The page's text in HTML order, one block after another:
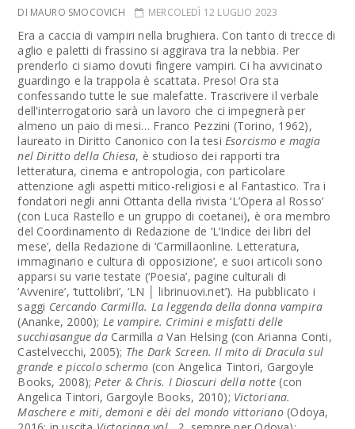
DI MAURO SMOCOVICH MERCOLEDÌ 12 LUGLIO 2023
Era a caccia di vampiri nella brughiera. Con tanto di trecce di
aglio e paletti di frassino si aggirava tra la nebbia. Per
prenderlo ci siamo dovuti fingere vampiri. Ci ha avvicinato
guardingo e la trappola è scattata. Preso! Ora sta
confessando tutte le sue malefatte. Trascrivere il verbale
dell'interrogatorio sarà un lavoro che ci impegnerà per
almeno un paio di mesi… Franco Pezzini (Torino, 1962),
laureato in Diritto Canonico con la tesiEsorcismo e magia
nel Diritto della Chiesa, è studioso dei rapporti tra
letteratura, cinema e antropologia, con particolare
attenzione agli aspetti mitico-religiosi e al Fantastico. Tra i
fondatori negli anni Ottanta della rivista ‘L’Opera al Rosso’
(con Luca Rastello e un gruppo di coetanei), è ora membro
del Coordinamento di Redazione de ‘L’Indice dei libri del
mese’, della Redazione di ‘Carmillaonline. Letteratura,
immaginario e cultura di opposizione’, e suoi articoli sono
apparsi su varie testate (‘Poesia’, pagine culturali di
‘Avvenire’, ‘tuttolibri’, ‘LN │ librinuovi.net’). Ha pubblicato i
saggi Cercando Carmilla. La leggenda della donna vampira
(Ananke, 2000); Le vampire. Crimini e misfatti delle
succhiasangue da Carmilla a Van Helsing (con Arianna Conti,
Castelvecchi, 2005); The Dark Screen. Il mito di Dracula sul
grande e piccolo schermo (con Angelica Tintori, Gargoyle
Books, 2008);Peter & Chris. I Dioscuri della notte (con
Angelica Tintori, Gargoyle Books, 2010); Victoriana.
Maschere e miti, demoni e dèi del mondo vittoriano(Odoya,